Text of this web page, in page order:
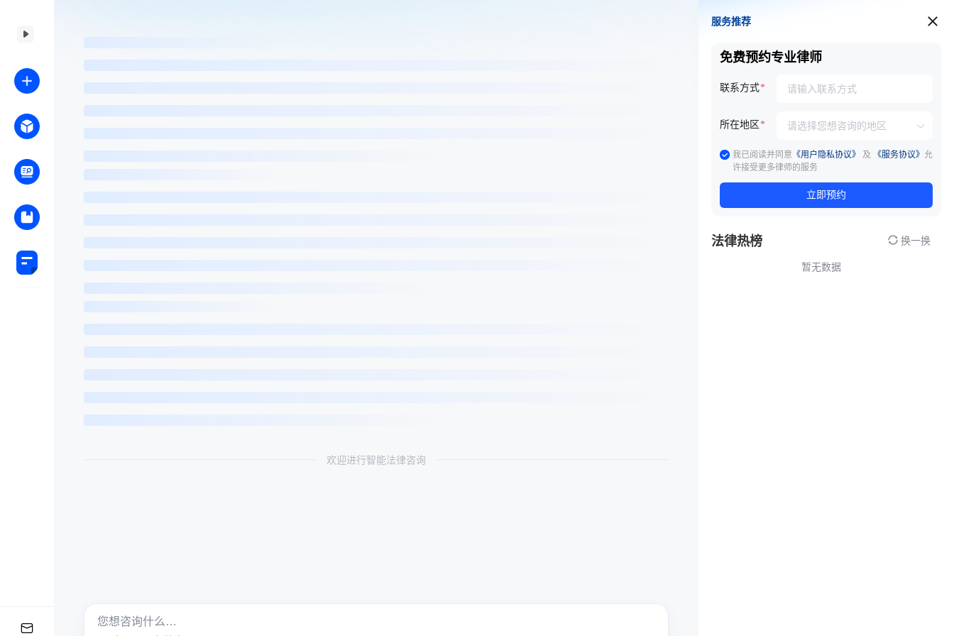
欢迎进行智能法律咨询
服务推荐
服务推荐
免费预约专业律师
联系方式
所在地区
我已阅读并同意 《用户隐私协议》 及 《服务协议》 允
许接受更多律师的服务
立即预约
法律热榜 换一换
暂无数据